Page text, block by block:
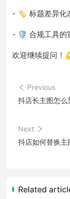
- 🏷️ 标题差异化
- 🛡️ 合规工具的
欢迎继续提问！
Previous
抖店长主图怎么
Next
抖店如何替换主
Related